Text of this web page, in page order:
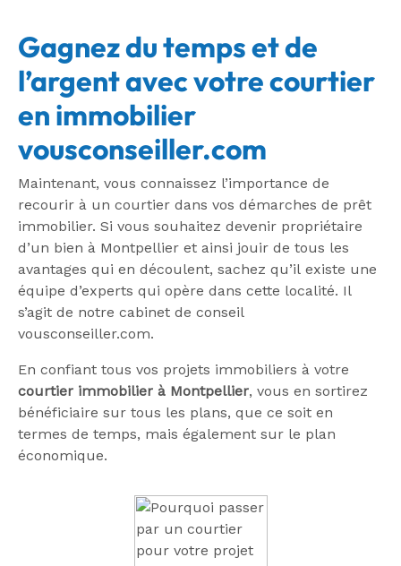
Gagnez du temps et de
l’argent avec votre courtier
en immobilier
vousconseiller.com
Maintenant, vous connaissez l’importance de
recourir à un courtier dans vos démarches de prêt
immobilier. Si vous souhaitez devenir propriétaire
d’un bien à Montpellier et ainsi jouir de tous les
avantages qui en découlent, sachez qu’il existe une
équipe d’experts qui opère dans cette localité. Il
s’agit de notre cabinet de conseil
vousconseiller.com.
En confiant tous vos projets immobiliers à votre
courtier immobilier à Montpellier, vous en sortirez
bénéficiaire sur tous les plans, que ce soit en
termes de temps, mais également sur le plan
économique.